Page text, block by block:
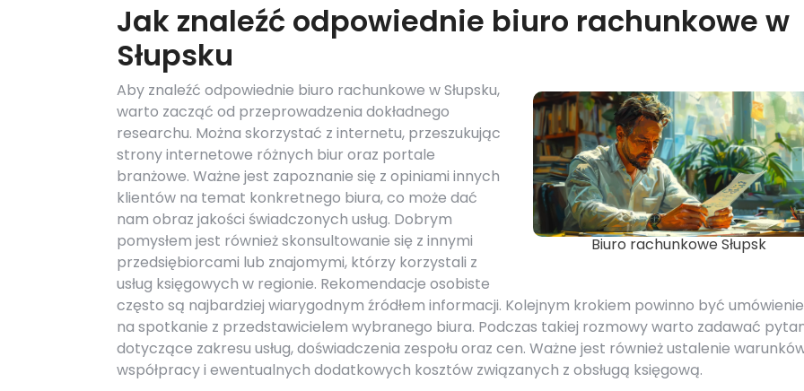
Jak znaleźć odpowiednie biuro rachunkowe w
Słupsku
Biuro rachunkowe Słupsk
Aby znaleźć odpowiednie biuro rachunkowe w Słupsku,
warto zacząć od przeprowadzenia dokładnego
researchu. Można skorzystać z internetu, przeszukując
strony internetowe różnych biur oraz portale
branżowe. Ważne jest zapoznanie się z opiniami innych
klientów na temat konkretnego biura, co może dać
nam obraz jakości świadczonych usług. Dobrym
pomysłem jest również skonsultowanie się z innymi
przedsiębiorcami lub znajomymi, którzy korzystali z
usług księgowych w regionie. Rekomendacje osobiste
często są najbardziej wiarygodnym źródłem informacji. Kolejnym krokiem powinno być
na spotkanie z przedstawicielem wybranego biura. Podczas takiej rozmowy warto zadawać
dotyczące zakresu usług, doświadczenia zespołu oraz cen. Ważne jest również ustalenie
współpracy i ewentualnych dodatkowych kosztów związanych z obsługą księgową.